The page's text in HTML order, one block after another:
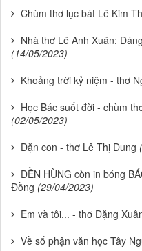
Chùm thơ lục bát Lê Kim
Nhà thơ Lê Anh Xuân:
(14/05/2023)
Khoảng trời kỷ niệm - thơ
Học Bác suốt đời - chùm
(02/05/2023)
Dặn con - thơ Lê Thị Dung
ĐỀN HÙNG còn in bóng
Đồng (29/04/2023)
Em và tôi... - thơ Đặng
Về số phận văn học Tây